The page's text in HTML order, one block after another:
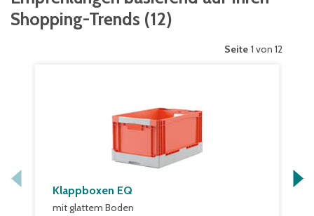
Shopping-Trends (12)
Seite 1 von 12
Klappboxen EQ
mit glattem Boden